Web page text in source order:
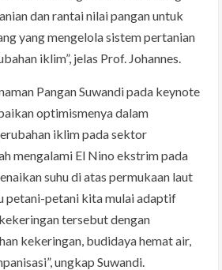
dan rantai nilai pangan untuk
yang mengelola sistem pertanian
iklim”, jelas Prof. Johannes.
Pangan Suwandi pada keynote
optimismenya dalam
iklim pada sektor
mengalami El Nino ekstrim pada
suhu di atas permukaan laut
petani-petani kita mulai adaptif
tersebut dengan
kekeringan, budidaya hemat air,
ungkap Suwandi.